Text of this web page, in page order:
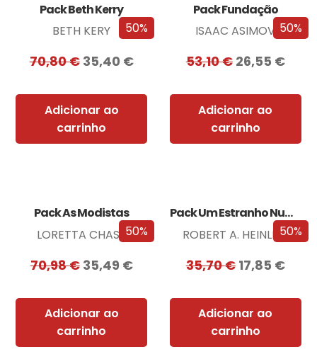
50%
Pack Beth Kerry
BETH KERY
70,80€ 35,40 €
Adicionar ao
carrinho
50%
Pack Fundação
ISAAC ASIMOV
53,10€ 26,55 €
Adicionar ao
carrinho
50%
Pack As Modistas
LORETTA CHASE
70,98€ 35,49 €
Adicionar ao
carrinho
50%
Pack Um Estranho Numa Terra Estranha
ROBERT A. HEINLEIN
35,70€ 17,85 €
Adicionar ao
carrinho